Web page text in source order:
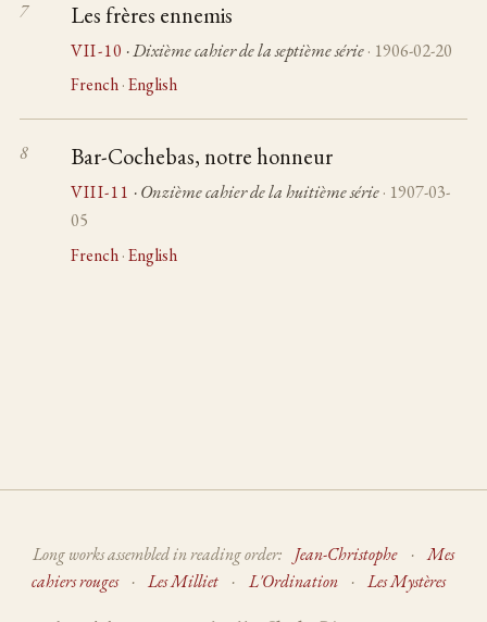
Les frères ennemis
VII-10 · Dixième cahier de la septième série· 1906-02-20
French ·English
Bar-Cochebas, notre honneur
VIII-11 · Onzième cahier de la huitième série · 1907-03-
05
French ·English
Long works assembled in reading order: Jean-Christophe · Mes
cahiers rouges
· Les Milliet · L'Ordination · Les Mystères